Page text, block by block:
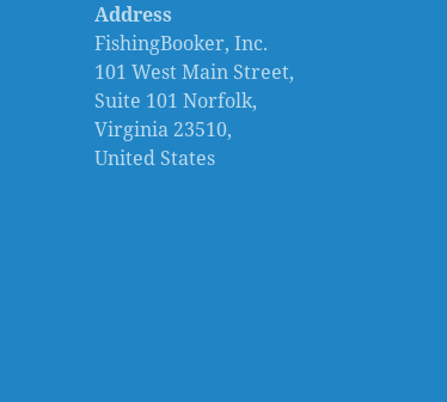
Address
FishingBooker, Inc.
101 West Main Street,
Suite 101 Norfolk,
Virginia 23510,
United States